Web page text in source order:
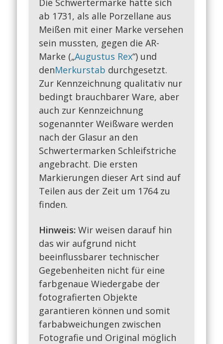
Die Schwertermarke hatte sich
ab 1731, als alle Porzellane aus
Meißen mit einer Marke versehen
sein mussten, gegen die AR-
Marke („Augustus Rex“) und
denMerkurstab durchgesetzt.
Zur Kennzeichnung qualitativ nur
bedingt brauchbarer Ware, aber
auch zur Kennzeichnung
sogenannter Weißware werden
nach der Glasur an den
Schwertermarken Schleifstriche
angebracht. Die ersten
Markierungen dieser Art sind auf
Teilen aus der Zeit um 1764 zu
finden.
Hinweis:Wir weisen darauf hin
das wir aufgrund nicht
beeinflussbarer technischer
Gegebenheiten nicht für eine
farbgenaue Wiedergabe der
fotografierten Objekte
garantieren können und somit
farbabweichungen zwischen
Fotografie und Original möglich